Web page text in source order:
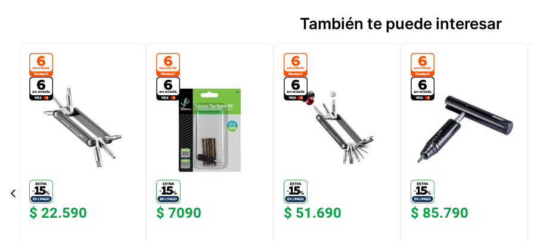
También te puede interesar
$ 22.590 $ 7090 $ 51.690 $ 85.790